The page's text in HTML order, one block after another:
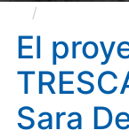
Degli Esposti
el
El
Sara